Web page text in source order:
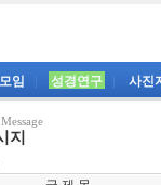
임 성경연구 사진
지